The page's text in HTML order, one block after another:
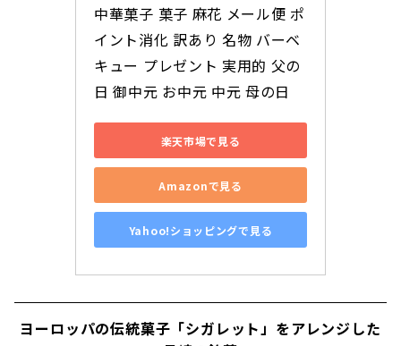
中華菓子 菓子 麻花 メール便 ポ
イント消化 訳あり 名物 バーベ
キュー プレゼント 実用的 父の
日 御中元 お中元 中元 母の日
楽天市場で見る
Amazonで見る
Yahoo!ショッピングで見る
ヨーロッパの伝統菓子「シガレット」をアレンジした